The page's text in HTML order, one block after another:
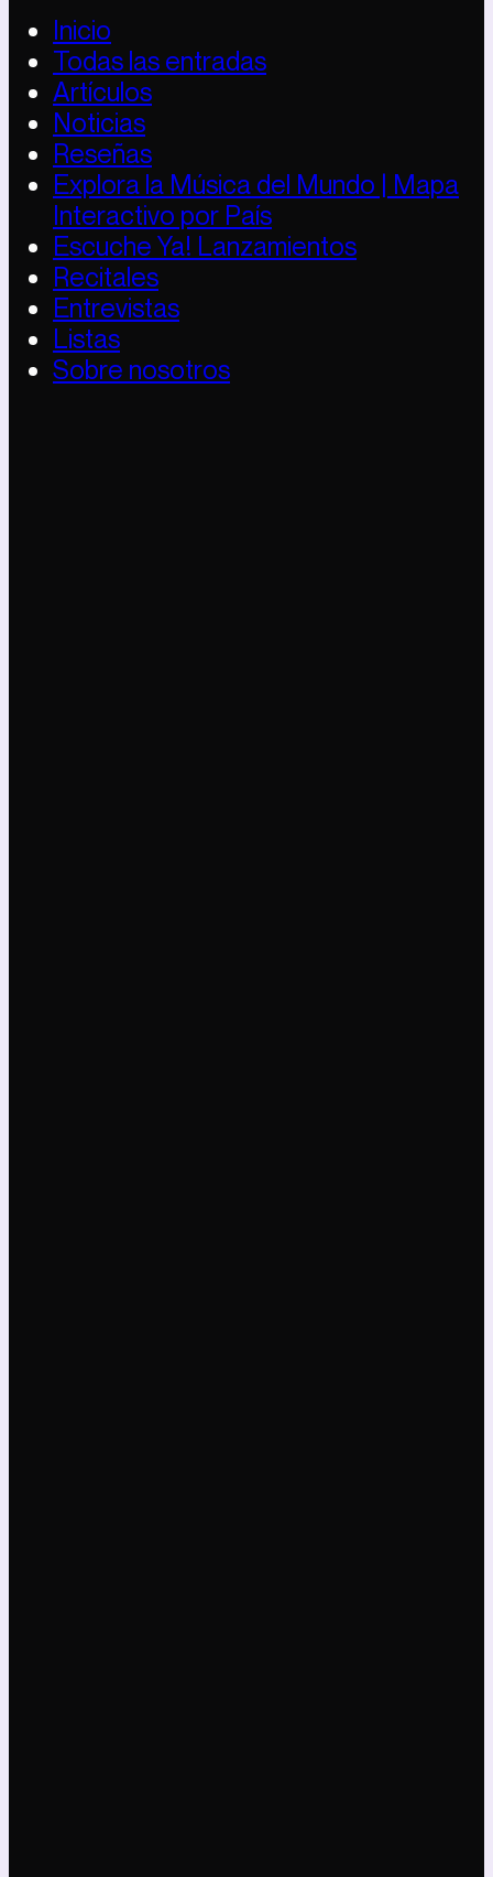
Inicio
Todas las entradas
Artículos
Noticias
Reseñas
Explora la Música del Mundo | Mapa
Interactivo por País
Escuche Ya! Lanzamientos
Recitales
Entrevistas
Listas
Sobre nosotros